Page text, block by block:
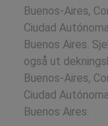
Buenos-Aires,
Ciudad
Buenos Aires.
også ut
Buenos-Aires,
Ciudad
Buenos Aires.